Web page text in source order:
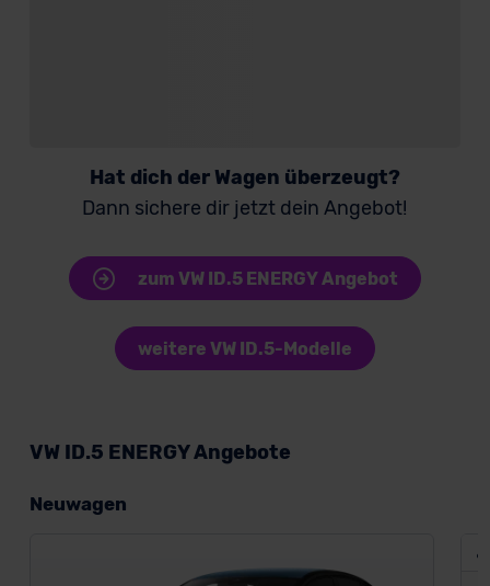
Hat dich der Wagen überzeugt?
Dann sichere dir jetzt dein Angebot!
zum VW ID.5 ENERGY Angebot
weitere VW ID.5-Modelle
VW ID.5 ENERGY Angebote
Neuwagen